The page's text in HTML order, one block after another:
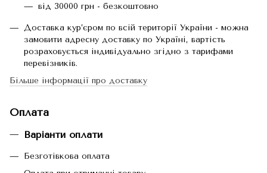
від 30000 грн - безкоштовно
Доставка кур’єром по всій території України - можна
замовити адресну доставку по Україні, вартість
розраховується індивідуально згідно з тарифами
перевізників.
Більше інформації про доставку
Оплата
Варіанти оплати
Безготівкова оплата